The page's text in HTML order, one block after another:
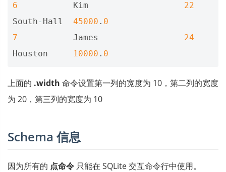
6
Kim
22
South- Hall 45000 . 0
7
James
24
Houston
10000 . 0
上面的 .width 命令设置第一列的宽度为 10，第二列的宽度
为 20，第三列的宽度为 10
Schema 信息
因为所有的 点命令 只能在 SQLite 交互命令行中使用。